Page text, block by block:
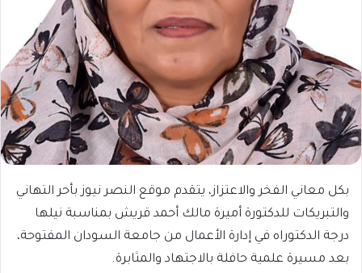
بكل معاني الفخر والاعتزاز، يتقدم موقع النصر نيوز بأحر التهاني
والتبريكات للدكتورة أميرة مالك أحمد قريش بمناسبة نيلها
درجة الدكتوراه في إدارة الأعمال من جامعة السودان المفتوحة،
بعد مسيرة علمية حافلة بالاجتهاد والمثابرة.